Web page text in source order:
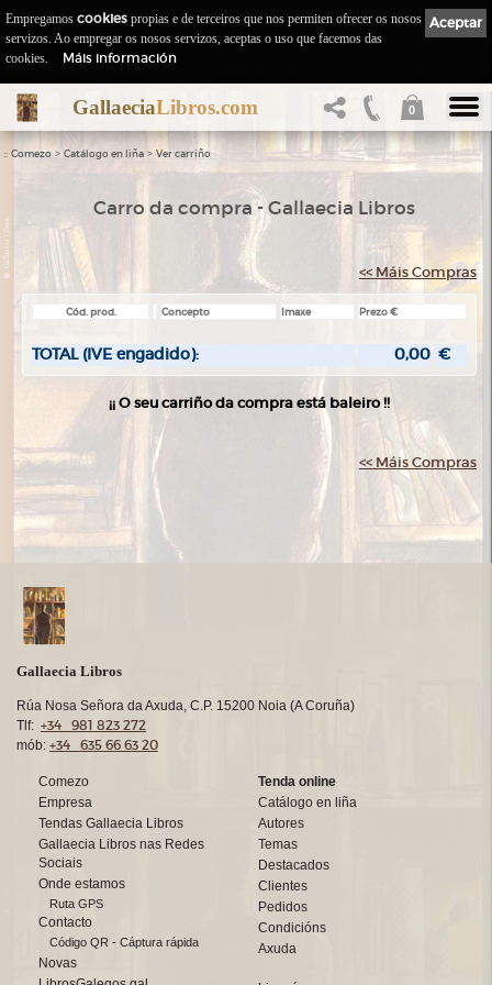
GallaeciaLibros.com 0
:: Comezo > Catálogo en liña > Ver carriño
Carro da compra - Gallaecia Libros
<< Máis Compras
Cód. prod. Concepto Imaxe Prezo €
TOTAL (IVE engadido): 0,00 €
¡¡ O seu carriño da compra está baleiro !!
<< Máis Compras
Gallaecia Libros
Rúa Nosa Señora da Axuda, C.P. 15200 Noia (A Coruña)
Tlf: +34 981 823 272
mób: +34 635 66 63 20
Comezo
Empresa
Tendas Gallaecia Libros
Gallaecia Libros nas Redes
Sociais
Onde estamos
Ruta GPS
Contacto
Código QR - Cáptura rápida
Novas
Tenda online
Catálogo en liña
Autores
Temas
Destacados
Clientes
Pedidos
Condicións
Axuda
Aceptar
Empregamos cookies propias e de terceiros que nos permiten ofrecer os nosos
servizos. Ao empregar os nosos servizos, aceptas o uso que facemos das
cookies.
Máis información